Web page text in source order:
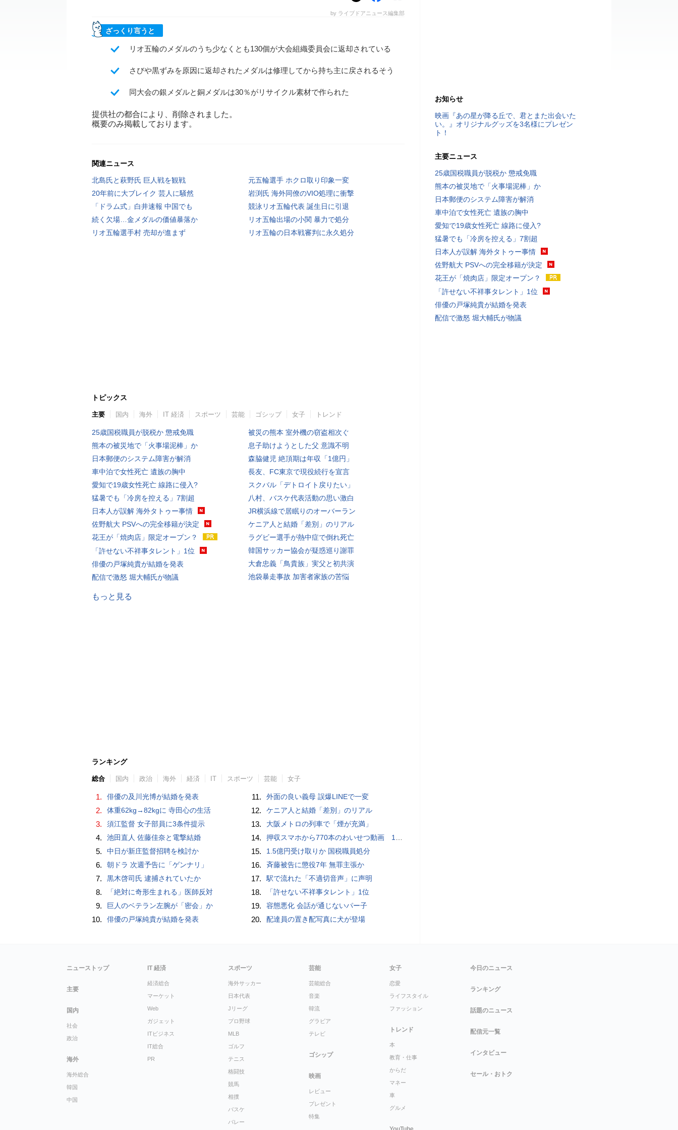
by ライブドアニュース編集部
ざっくり言うと
リオ五輪のメダルのうち少なくとも130個が大会組織委員会に返却されている
さびや黒ずみを原因に返却されたメダルは修理してから持ち主に戻されるそう
同大会の銀メダルと銅メダルは30％がリサイクル素材で作られた
提供社の都合により、削除されました。
概要のみ掲載しております。
関連ニュース
北島氏と萩野氏 巨人戦を観戦
元五輪選手 ホクロ取り印象一変
20年前に大ブレイク 芸人に騒然
岩渕氏 海外同僚のVIO処理に衝撃
「ドラム式」白井速報 中国でも
競泳リオ五輪代表 誕生日に引退
続く欠場…金メダルの価値暴落か
リオ五輪出場の小関 暴力で処分
リオ五輪選手村 売却が進まず
リオ五輪の日本戦審判に永久処分
トピックス
主要 国内 海外 IT 経済 スポーツ 芸能 ゴシップ 女子 トレンド
25歳国税職員が脱税か 懲戒免職
熊本の被災地で「火事場泥棒」か
日本郵便のシステム障害が解消
車中泊で女性死亡 遺族の胸中
愛知で19歳女性死亡 線路に侵入?
猛暑でも「冷房を控える」7割超
日本人が誤解 海外タトゥー事情
佐野航大 PSVへの完全移籍が決定
花王が「焼肉店」限定オープン？
「許せない不祥事タレント」1位
俳優の戸塚純貴が結婚を発表
配信で激怒 堀大輔氏が物議
被災の熊本 室外機の窃盗相次ぐ
息子助けようとした父 意識不明
森脇健児 絶頂期は年収「1億円」
長友、FC東京で現役続行を宣言
スクバル「デトロイト戻りたい」
八村、バスケ代表活動の思い激白
JR横浜線で居眠りのオーバーラン
ケニア人と結婚「差別」のリアル
ラグビー選手が熱中症で倒れ死亡
韓国サッカー協会が疑惑巡り謝罪
大倉忠義「鳥貴族」実父と初共演
池袋暴走事故 加害者家族の苦悩
もっと見る
ランキング
総合 国内 政治 海外 経済 IT スポーツ 芸能 女子
1. 俳優の及川光博が結婚を発表
2. 体重62kg→82kgに 寺田心の生活
3. 須江監督 女子部員に3条件提示
4. 池田直人 佐藤佳奈と電撃結婚
5. 中日が新庄監督招聘を検討か
6. 朝ドラ 次週予告に「ゲンナリ」
7. 黒木啓司氏 逮捕されていたか
8. 「絶対に奇形生まれる」医師反対
9. 巨人のベテラン左腕が「密会」か
10. 俳優の戸塚純貴が結婚を発表
11. 外面の良い義母 誤爆LINEで一変
12. ケニア人と結婚「差別」のリアル
13. 大阪メトロの列車で「煙が充満」
14. 押収スマホから770本のわいせつ動画 15歳少女に酒と薬飲ませ性的暴行か 54歳男を再逮捕 「薬もありますよ」とSNSで誘い出し
15. 1.5億円受け取りか 国税職員処分
16. 斉藤被告に懲役7年 無罪主張か
17. 駅で流れた「不適切音声」に声明
18. 「許せない不祥事タレント」1位
19. 容態悪化 会話が通じないパー子
20. 配達員の置き配写真に犬が登場
お知らせ
映画『あの星が降る丘で、君とまた出会いた
い。』オリジナルグッズを3名様にプレゼン
ト！
主要ニュース
25歳国税職員が脱税か 懲戒免職
熊本の被災地で「火事場泥棒」か
日本郵便のシステム障害が解消
車中泊で女性死亡 遺族の胸中
愛知で19歳女性死亡 線路に侵入?
猛暑でも「冷房を控える」7割超
日本人が誤解 海外タトゥー事情
佐野航大 PSVへの完全移籍が決定
花王が「焼肉店」限定オープン？
「許せない不祥事タレント」1位
俳優の戸塚純貴が結婚を発表
配信で激怒 堀大輔氏が物議
ニューストップ
主要
国内
社会
政治
海外
海外総合
韓国
中国
IT 経済
経済総合
マーケット
Web
ガジェット
ITビジネス
IT総合
PR
スポーツ
海外サッカー
日本代表
Jリーグ
プロ野球
MLB
ゴルフ
テニス
格闘技
競馬
相撲
バスケ
バレー
芸能
芸能総合
音楽
韓流
グラビア
テレビ
ゴシップ
映画
レビュー
プレゼント
特集
女子
恋愛
ライフスタイル
ファッション
トレンド
本
教育・仕事
からだ
マネー
車
グルメ
今日のニュース
ランキング
話題のニュース
配信元一覧
インタビュー
セール・おトク